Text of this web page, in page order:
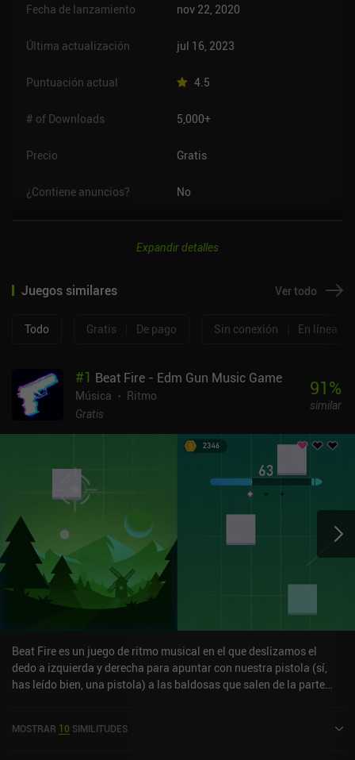
Fecha de lanzamiento nov 22, 2020
Última actualización jul 16, 2023
Puntuación actual 4.5
# of Downloads 5,000+
Precio Gratis
¿Contiene anuncios? No
Expandir detalles
Juegos similares Ver todo
Todo Gratis De pago Sin conexión En línea
#1 Beat Fire - Edm Gun Music Game
Música
Ritmo
Gratis
91%
similar
Beat Fire es un juego de ritmo musical en el que deslizamos el
dedo a izquierda y derecha para apuntar con nuestra pistola (sí,
has leído bien, una pistola) a las baldosas que salen de la parte
castigador, pero la jugabilidad es increíble, y me divertí mucho con
MOSTRAR 10 SIMILITUDES